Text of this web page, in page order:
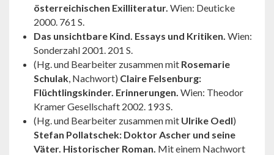
österrei­chischen Exillite­ra­tur. Wien: Deuticke
2000. 761 S.
Das unsichtbare Kind. Essays und Kritiken. Wien:
Sonderzahl 2001. 201 S.
(Hg. und Bearbeiter zusammen mit Rosemarie
Schulak , Nachwort) Claire Felsenburg:
Flüchtlingskinder. Erinnerungen. Wien: Theodor
Kramer Gesellschaft 2002. 193 S.
(Hg. und Bearbeiter zusammen mit Ulrike Oedl)
Stefan Pollat­schek: Doktor Ascher und seine
Väter. Historischer Roman. Mit einem Nachwort